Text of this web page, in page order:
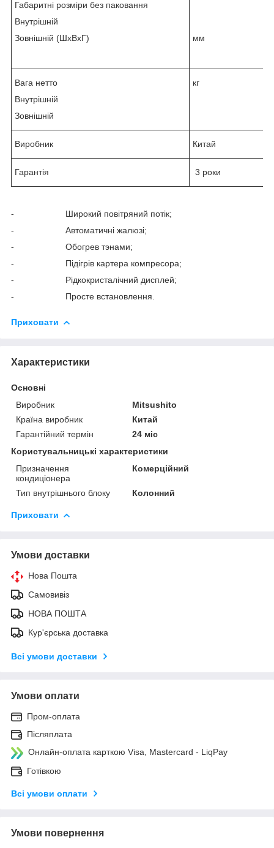
Габаритні розміри без паковання
Внутрішній
Зовнішній (ШхВхГ)
мм
Вага нетто
Внутрішній
Зовнішній
кг
Виробник Китай
Гарантія 3 роки
- Широкий повітряний потік;
- Автоматичні жалюзі;
- Обогрев тэнами;
- Підігрів картера компресора;
- Рідкокристалічний дисплей;
- Просте встановлення.
Приховати
Характеристики
Основні
Виробник
Mitsushito
Країна виробник
Китай
Гарантійний термін
24 міс
Користувальницькі характеристики
Призначення
кондиціонера
Комерційний
Тип внутрішнього блоку Колонний
Приховати
Умови доставки
Нова Пошта
Самовивіз
НОВА ПОШТА
Кур'єрська доставка
Всі умови доставки
Умови оплати
Пром-оплата
Післяплата
Онлайн-оплата карткою Visa, Mastercard - LiqPay
Готівкою
Всі умови оплати
Умови повернення